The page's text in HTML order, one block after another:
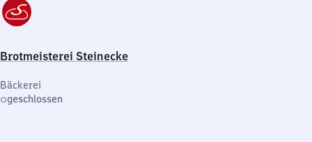
Brotmeisterei Steinecke
Bäckerei
geschlossen